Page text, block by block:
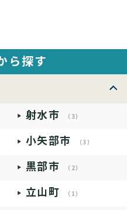
ら探す
射水市 （3）
小矢部市 （3）
黒部市 （2）
立山町 （1）